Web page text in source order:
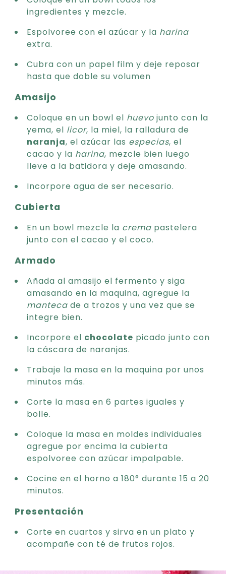
ingredientes y mezcle.
Espolvoree con el azúcar y la harina
extra.
Cubra con un papel film y deje reposar
hasta que doble su volumen
Amasijo
Coloque en un bowl el huevo junto con la
yema, el licor, la miel, la ralladura de
naranja, el azúcar las especias, el
cacao y la harina, mezcle bien luego
lleve a la batidora y deje amasando.
Incorpore agua de ser necesario.
Cubierta
En un bowl mezcle la crema pastelera
junto con el cacao y el coco.
Armado
Añada al amasijo el fermento y siga
amasando en la maquina, agregue la
manteca de a trozos y una vez que se
integre bien.
Incorpore el chocolate picado junto con
la cáscara de naranjas.
Trabaje la masa en la maquina por unos
minutos más.
Corte la masa en 6 partes iguales y
bolle.
Coloque la masa en moldes individuales
agregue por encima la cubierta
espolvoree con azúcar impalpable.
Cocine en el horno a 180° durante 15 a 20
minutos.
Presentación
Corte en cuartos y sirva en un plato y
acompañe con té de frutos rojos.